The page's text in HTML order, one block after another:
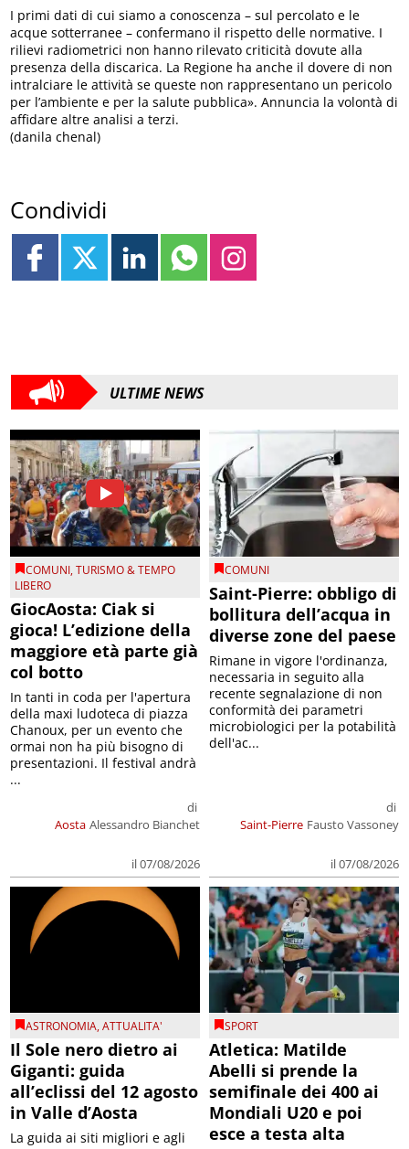
I primi dati di cui siamo a conoscenza – sul percolato e le
acque sotterranee – confermano il rispetto delle normative. I
rilievi radiometrici non hanno rilevato criticità dovute alla
presenza della discarica. La Regione ha anche il dovere di non
intralciare le attività se queste non rappresentano un pericolo
per l’ambiente e per la salute pubblica». Annuncia la volontà di
affidare altre analisi a terzi.
(danila chenal)
Condividi
ULTIME NEWS
COMUNI,TURISMO & TEMPO
LIBERO
GiocAosta: Ciak si
gioca! L’edizione della
maggiore età parte già
col botto
Aosta
di
Alessandro Bianchet
il 07/08/2026
In tanti in coda per l'apertura
della maxi ludoteca di piazza
Chanoux, per un evento che
ormai non ha più bisogno di
presentazioni. Il festival andrà
...
COMUNI
Saint-Pierre: obbligo di
bollitura dell’acqua in
diverse zone del paese
Saint-Pierre
di
Fausto Vassoney
il 07/08/2026
Rimane in vigore l'ordinanza,
necessaria in seguito alla
recente segnalazione di non
conformità dei parametri
microbiologici per la potabilità
dell'ac...
ASTRONOMIA,ATTUALITA'
Il Sole nero dietro ai
Giganti: guida
all’eclissi del 12 agosto
in Valle d’Aosta
La guida ai siti migliori e agli
SPORT
Atletica: Matilde
Abelli si prende la
semifinale dei 400 ai
Mondiali U20 e poi
esce a testa alta